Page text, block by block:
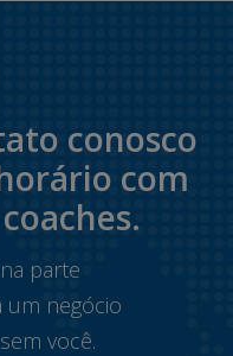
conosco
com
parte
um negócio
você.